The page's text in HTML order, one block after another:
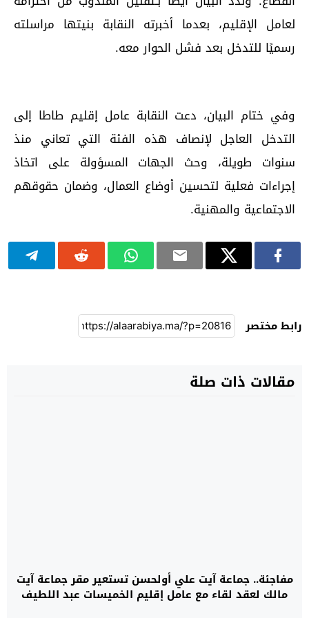
لعامل الإقليم، بعدما أخبرته النقابة بنيتها مراسلته
رسميًا للتدخل بعد فشل الحوار معه.
وفي ختام البيان، دعت النقابة عامل إقليم طاطا إلى
التدخل العاجل لإنصاف هذه الفئة التي تعاني منذ
سنوات طويلة، وحث الجهات المسؤولة على اتخاذ
إجراءات فعلية لتحسين أوضاع العمال، وضمان حقوقهم
الاجتماعية والمهنية.
رابط مختصر
مقالات ذات صلة
مفاجئة.. جماعة آيت علي أولحسن تستعير مقر جماعة آيت
مالك لعقد لقاء مع عامل إقليم الخميسات عبد اللطيف